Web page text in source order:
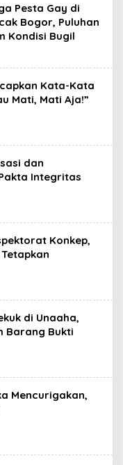
Pesta Gay di
Bogor, Puluhan
Kondisi Bugil
Kata-Kata
Mati, Mati Aja!”
dan
Integritas
Konkep,
di Unaaha,
Barang Bukti
Mencurigakan,